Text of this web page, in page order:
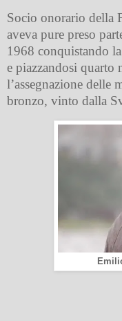
Socio onorario della
aveva pure preso
1968 conquistando
e piazzandosi quarto
l’assegnazione delle
bronzo, vinto dalla